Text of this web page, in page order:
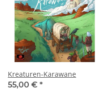
Kreaturen-Karawane
55,00 € *